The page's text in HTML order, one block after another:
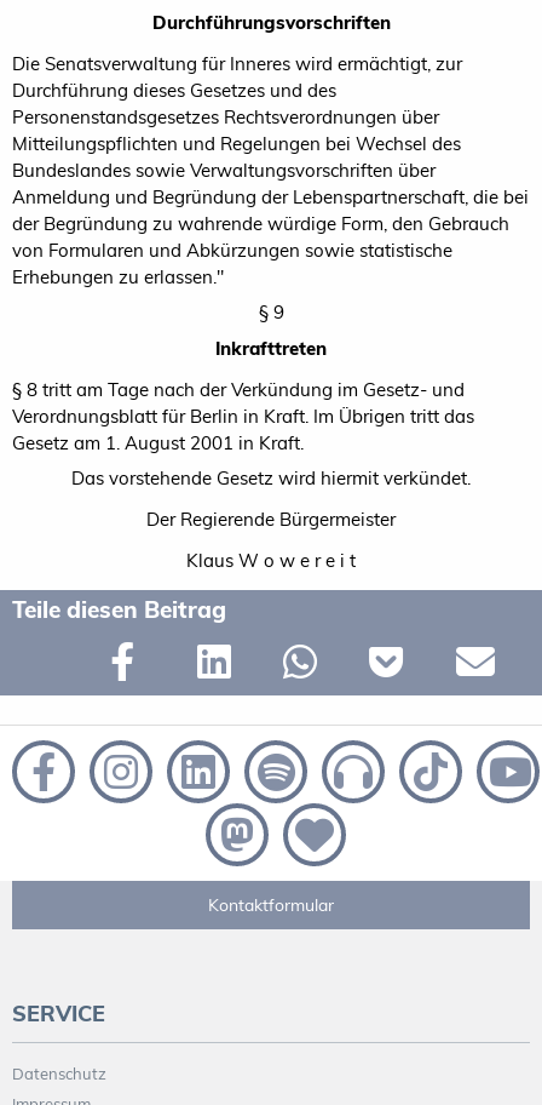
Durchführungsvorschriften
Die Senatsverwaltung für Inneres wird ermächtigt, zur
Durchführung dieses Gesetzes und des
Personenstandsgesetzes Rechtsverordnungen über
Mitteilungspflichten und Regelungen bei Wechsel des
Bundeslandes sowie Verwaltungsvorschriften über
Anmeldung und Begründung der Lebenspartnerschaft, die bei
der Begründung zu wahrende würdige Form, den Gebrauch
von Formularen und Abkürzungen sowie statistische
Erhebungen zu erlassen."
§ 9
Inkrafttreten
§ 8 tritt am Tage nach der Verkündung im Gesetz- und
Verordnungsblatt für Berlin in Kraft. Im Übrigen tritt das
Gesetz am 1. August 2001 in Kraft.
Das vorstehende Gesetz wird hiermit verkündet.
Der Regierende Bürgermeister
Klaus W o w e r e i t
Teile diesen Beitrag
Kontaktformular
SERVICE
Datenschutz